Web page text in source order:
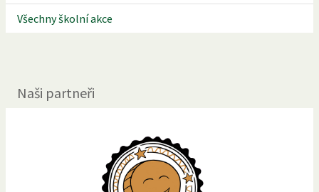
Všechny školní akce
Naši partneři